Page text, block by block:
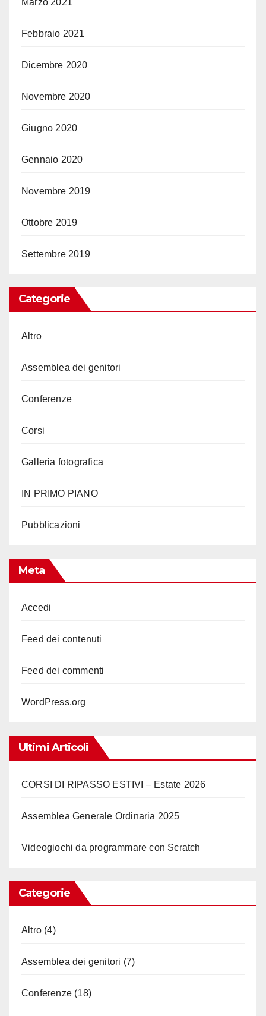
Febbraio 2021
Dicembre 2020
Novembre 2020
Giugno 2020
Gennaio 2020
Novembre 2019
Ottobre 2019
Settembre 2019
Categorie
Altro
Assemblea dei genitori
Conferenze
Corsi
Galleria fotografica
IN PRIMO PIANO
Pubblicazioni
Meta
Accedi
Feed dei contenuti
Feed dei commenti
WordPress.org
Ultimi Articoli
CORSI DI RIPASSO ESTIVI – Estate 2026
Assemblea Generale Ordinaria 2025
Videogiochi da programmare con Scratch
Categorie
Altro (4)
Assemblea dei genitori (7)
Conferenze (18)